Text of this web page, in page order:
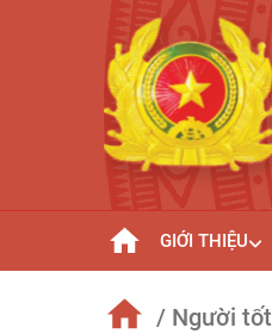
GIỚI THIỆU
/ Người